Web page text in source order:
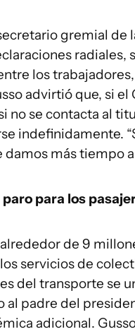
gremial de
radiales,
los
advirtió que, si
no se contacta al
indefinidamente.
damos más tiempo
paro para los
de 9
servicios de
del transporte se
al padre del
adicional.